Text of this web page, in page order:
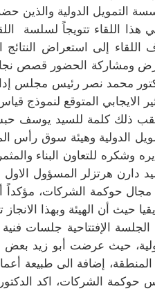
التمويل الدولية والذين
هذا اللقاء تتويجاً لسلسة
اللقاء إلى استعراض
ومشاركة الحضور قصص نجاح
محمد نصر رئيس مجلس
الايجابي المتوقع
ذلك كلمة للسيد يوسف
الدولية وهيئة سوق رأس
وشكره للتعاون البناء
دارن هرتزلر المسؤول
حوكمة الشركات، مؤكداً
حيث أن الهيئة وبهذا
الجلسة الإفتتاحية جلسات
حيث عرضت أبو زيد
إضافة الى طبيعة
حوكمة الشركات، اكد